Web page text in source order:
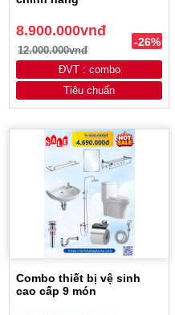
8.900.000vnđ
12.000.000vnđ
-26%
ĐVT : combo
Tiêu chuẩn
Combo thiết bị vệ sinh
cao cấp 9 món